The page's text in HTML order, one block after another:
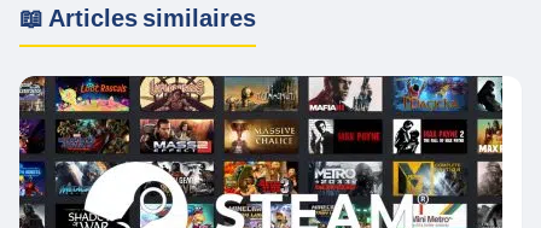
📖 Articles similaires